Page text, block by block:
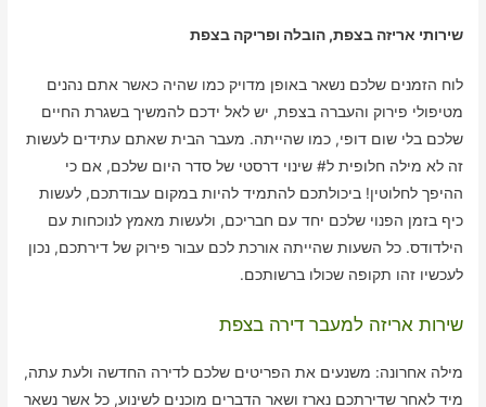
שירותי אריזה בצפת, הובלה ופריקה בצפת
לוח הזמנים שלכם נשאר באופן מדויק כמו שהיה כאשר אתם נהנים
מטיפולי פירוק והעברה בצפת, יש לאל ידכם להמשיך בשגרת החיים
שלכם בלי שום דופי, כמו שהייתה. מעבר הבית שאתם עתידים לעשות
זה לא מילה חלופית ל# שינוי דרסטי של סדר היום שלכם, אם כי
ההיפך לחלוטין! ביכולתכם להתמיד להיות במקום עבודתכם, לעשות
כיף בזמן הפנוי שלכם יחד עם חבריכם, ולעשות מאמץ לנוכחות עם
הילדודס. כל השעות שהייתה אורכת לכם עבור פירוק של דירתכם, נכון
לעכשיו זהו תקופה שכולו ברשותכם.
שירות אריזה למעבר דירה בצפת
מילה אחרונה: משנעים את הפריטים שלכם לדירה החדשה ולעת עתה,
מיד לאחר שדירתכם נארז ושאר הדברים מוכנים לשינוע, כל אשר נשאר